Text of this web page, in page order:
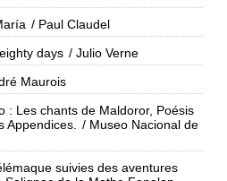
/ Paul Claudel
days / Julio Verne
Maurois
: Les chants de Maldoror, Poésis
Appendices.
/ Museo Nacional de
suivies des aventures